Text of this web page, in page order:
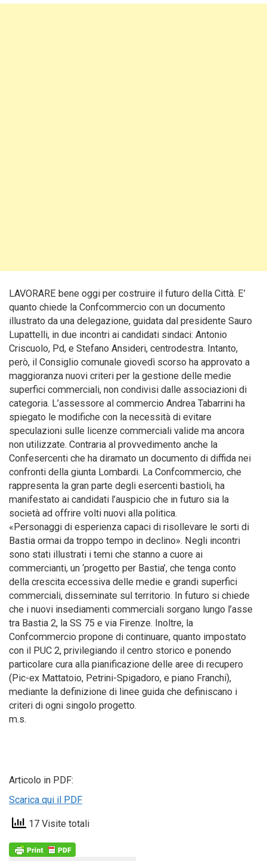
LAVORARE bene oggi per costruire il futuro della Città. E’
quanto chiede la Confcommercio con un documento
illustrato da una delegazione, guidata dal presidente Sauro
Lupattelli, in due incontri ai candidati sindaci: Antonio
Criscuolo, Pd, e Stefano Ansideri, centrodestra. Intanto,
però, il Consiglio comunale giovedì scorso ha approvato a
maggioranza nuovi criteri per la gestione delle medie
superfici commerciali, non condivisi dalle associazioni di
categoria. L’assessore al commercio Andrea Tabarrini ha
spiegato le modifiche con la necessità di evitare
speculazioni sulle licenze commerciali valide ma ancora
non utilizzate. Contraria al provvedimento anche la
Confesercenti che ha diramato un documento di diffida nei
confronti della giunta Lombardi. La Confcommercio, che
rappresenta la gran parte degli esercenti bastioli, ha
manifestato ai candidati l’auspicio che in futuro sia la
società ad offrire volti nuovi alla politica.
«Personaggi di esperienza capaci di risollevare le sorti di
Bastia ormai da troppo tempo in declino». Negli incontri
sono stati illustrati i temi che stanno a cuore ai
commercianti, un ‘progetto per Bastia’, che tenga conto
della crescita eccessiva delle medie e grandi superfici
commerciali, disseminate sul territorio. In futuro si chiede
che i nuovi insediamenti commerciali sorgano lungo l’asse
tra Bastia 2, la SS 75 e via Firenze. Inoltre, la
Confcommercio propone di continuare, quanto impostato
con il PUC 2, privilegiando il centro storico e ponendo
particolare cura alla pianificazione delle aree di recupero
(Pic-ex Mattatoio, Petrini-Spigadoro, e piano Franchi),
mediante la definizione di linee guida che definiscano i
criteri di ogni singolo progetto.
m.s.
Articolo in PDF:
Scarica qui il PDF
17 Visite totali